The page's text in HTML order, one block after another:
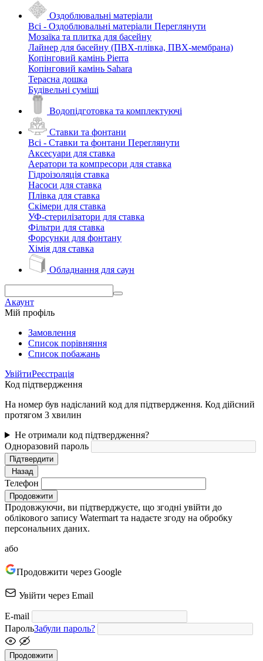
Оздоблювальні матеріали
Всі - Оздоблювальні матеріали Переглянути
Мозаїка та плитка для басейну
Лайнер для басейну (ПВХ-плівка, ПВХ-мембрана)
Копінговий камінь Pierra
Копінговий камінь Sahara
Терасна дошка
Будівельні суміші
Водопідготовка та комплектуючі
Ставки та фонтани
Всі - Ставки та фонтани Переглянути
Аксесуари для ставка
Аератори та компресори для ставка
Гідроізоляція ставка
Насоси для ставка
Плівка для ставка
Скімери для ставка
УФ-стерилізатори для ставка
Фільтри для ставка
Форсунки для фонтану
Хімія для ставка
Обладнання для саун
Акаунт
Мій профіль
Замовлення
Cписок порівняння
Список побажань
УвійтиРеєстрація
Код підтвердження
На номер був надісланий код для підтвердження. Код дійсний
протягом 3 хвилин
Не отримали код підтвердження?
Одноразовий пароль
Підтвердити
Назад
Телефон
Продовжити
Продовжуючи, ви підтверджуєте, що згодні увійти до
облікового запису Watermart та надаєте згоду на обробку
персональних даних.
або
Продовжити через Google
Увійти через Email
E-mail
ПарольЗабули пароль?
Продовжити